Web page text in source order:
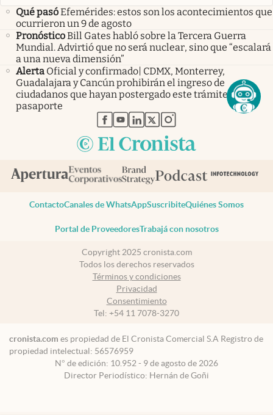
Qué pasóEfemérides: estos son los acontecimientos que
ocurrieron un 9 de agosto
PronósticoBill Gates habló sobre la Tercera Guerra
Mundial. Advirtió que no será nuclear, sino que “escalará
a una nueva dimensión”
Alerta Oficial y confirmado| CDMX, Monterrey,
Guadalajara y Cancún prohibirán el ingreso de
ciudadanos que hayan postergado este trámite con su
pasaporte
abre en nueva pestaña
abre en nueva pestaña
abre en nueva pestaña
abre en nueva pestaña
abre en nueva pestaña
ContactoCanales de WhatsAppSuscribiteQuiénes Somos
Portal de ProveedoresTrabajá con nosotros
Copyright 2025 cronista.com
Todos los derechos reservados
Términos y condiciones
Privacidad
Consentimiento
Tel: +54 11 7078-3270
cronista.com es propiedad de El Cronista Comercial S.A Registro de
propiedad intelectual: 56576959
N° de edición: 10.952 - 9 de agosto de 2026
Director Periodístico: Hernán de Goñi